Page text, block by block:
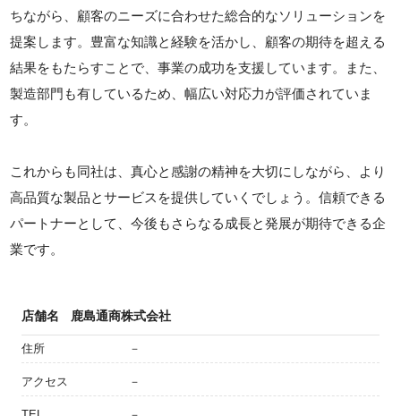
ちながら、顧客のニーズに合わせた総合的なソリューションを
提案します。豊富な知識と経験を活かし、顧客の期待を超える
結果をもたらすことで、事業の成功を支援しています。また、
製造部門も有しているため、幅広い対応力が評価されていま
す。
これからも同社は、真心と感謝の精神を大切にしながら、より
高品質な製品とサービスを提供していくでしょう。信頼できる
パートナーとして、今後もさらなる成長と発展が期待できる企
業です。
店舗名 鹿島通商株式会社
住所 －
アクセス －